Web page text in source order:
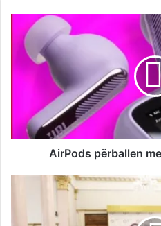
AirPods përballen